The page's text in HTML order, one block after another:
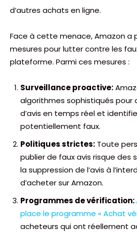
d’autres achats en ligne.
Face à cette menace, Amazon a
mesures pour lutter contre les
plateforme. Parmi ces mesures :
Surveillance proactive:
algorithmes sophistiqués pour
d’avis en temps réel et
potentiellement faux.
Politiques strictes: Toute
publier de faux avis risque des
la suppression de l’avis à
d’acheter sur Amazon.
Programmes de vérification:
place le programme « Achat
acheteurs qui ont réellement